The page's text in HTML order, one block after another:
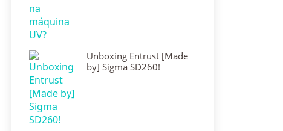
Unboxing Entrust [Made
by] Sigma SD260!